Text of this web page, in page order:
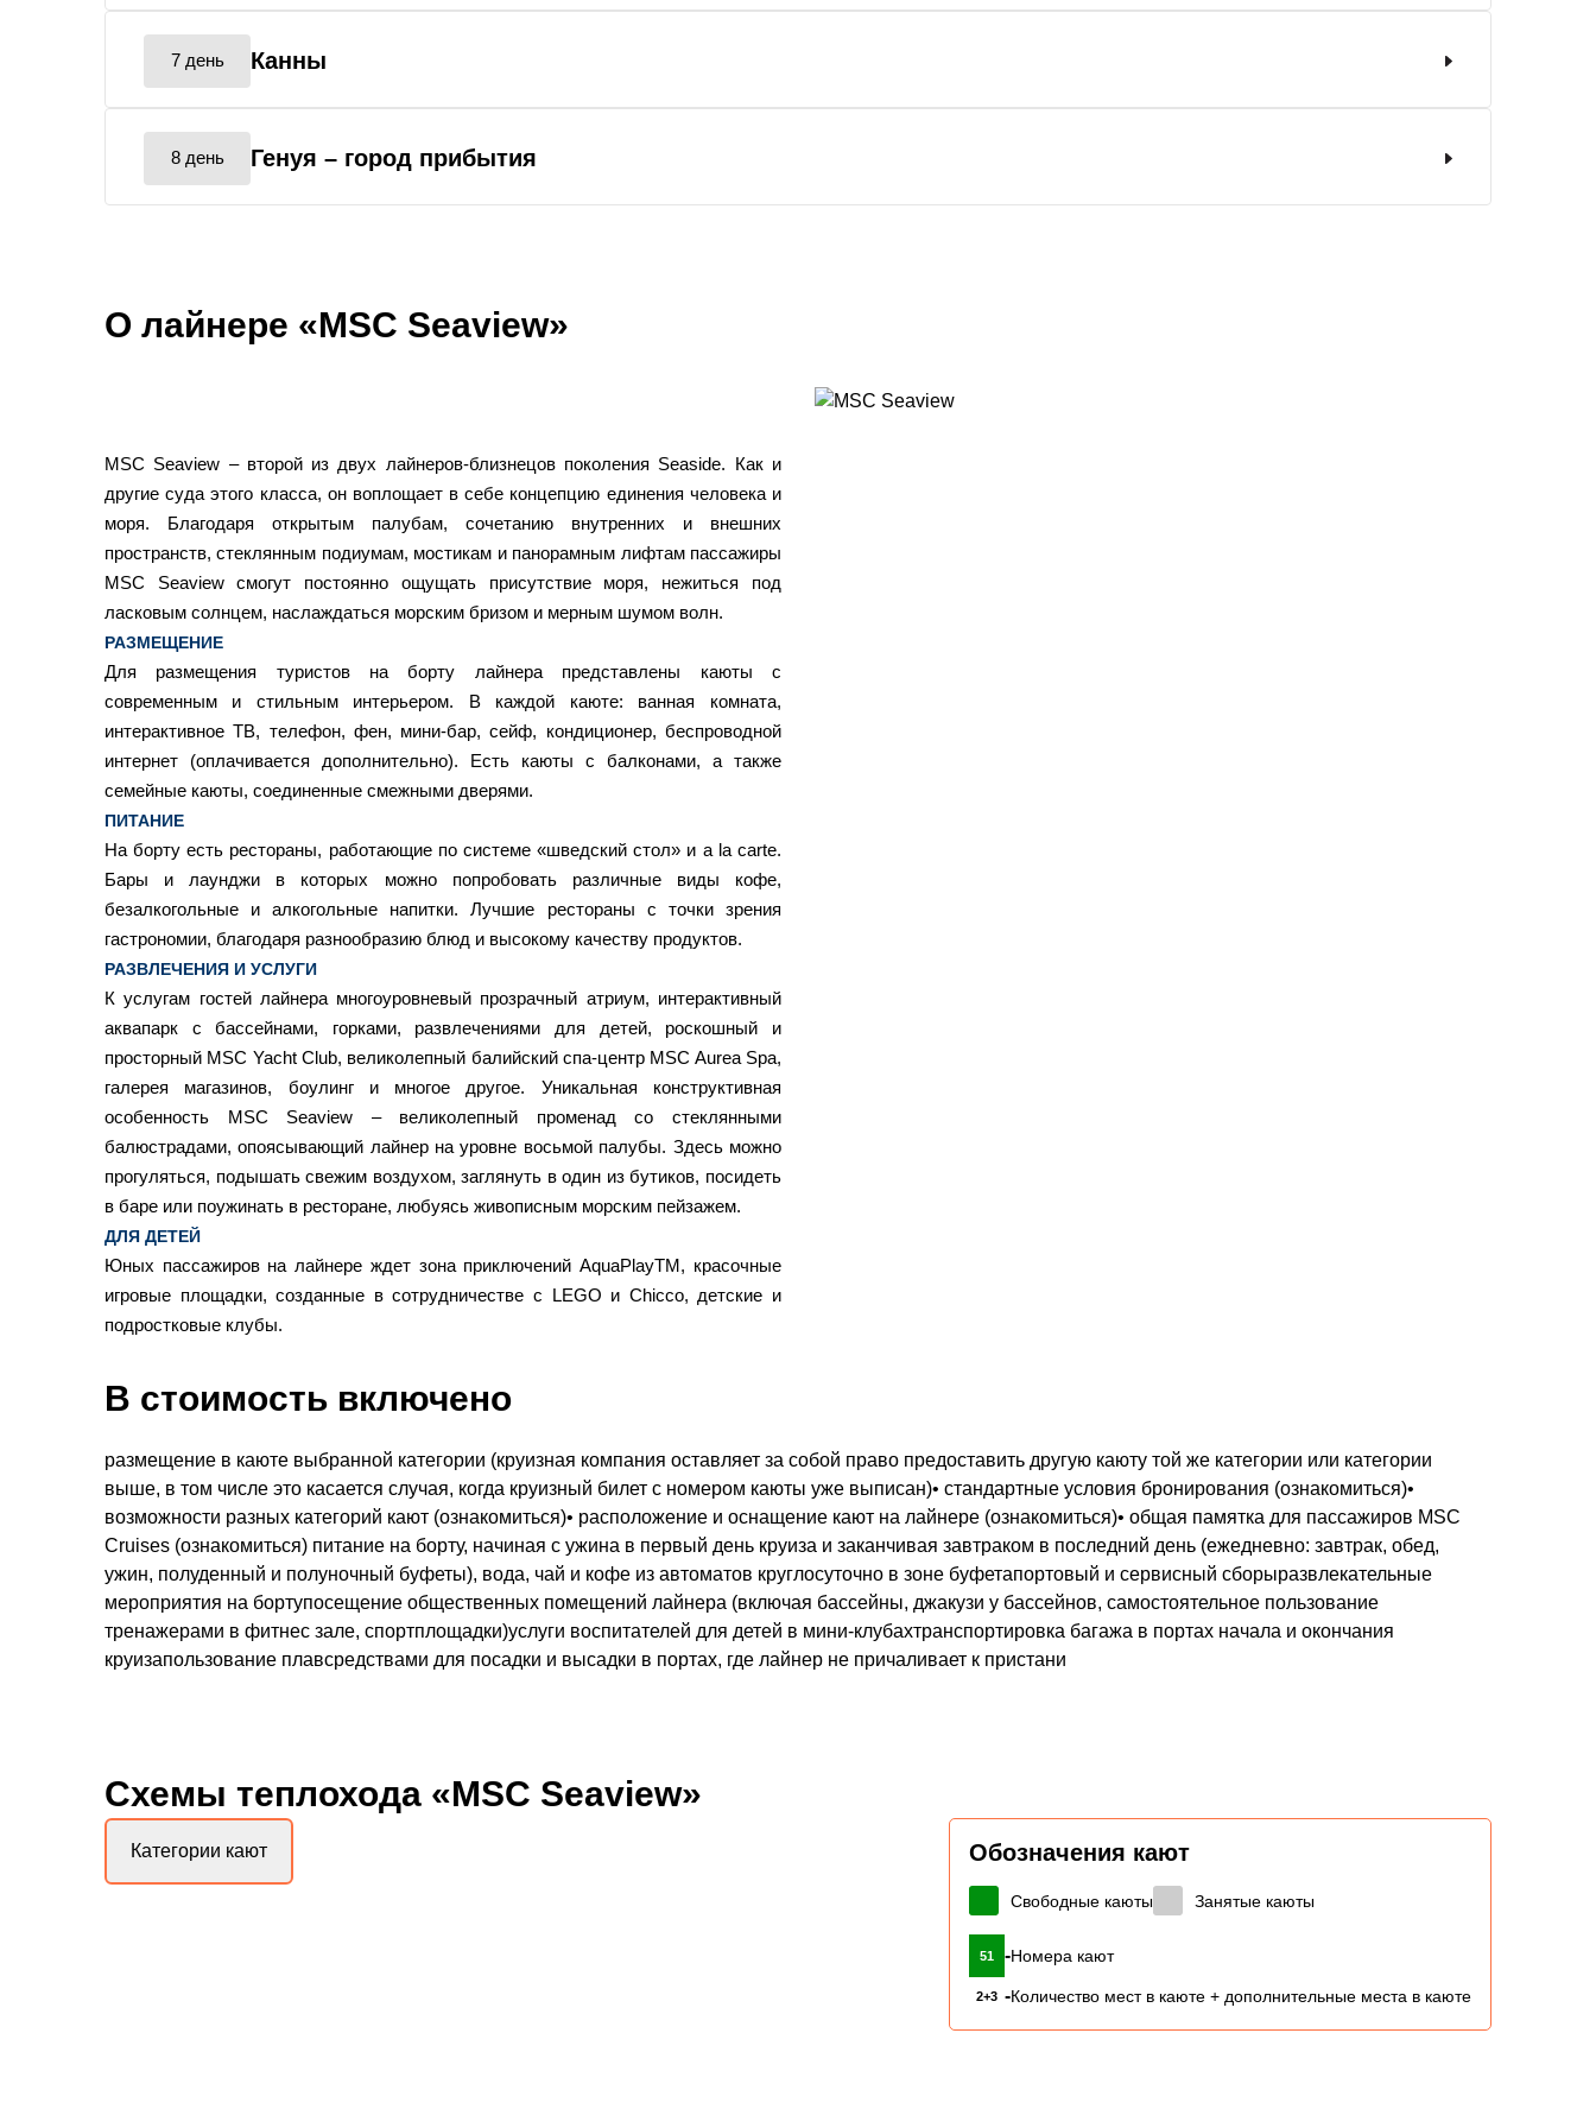
7 день Канны
8 день Генуя – город прибытия
О лайнере «MSC Seaview»
MSC Seaview – второй из двух лайнеров-близнецов поколения Seaside. Как и
другие суда этого класса, он воплощает в себе концепцию единения человека и
моря. Благодаря открытым палубам, сочетанию внутренних и внешних
пространств, стеклянным подиумам, мостикам и панорамным лифтам пассажиры
MSC Seaview смогут постоянно ощущать присутствие моря, нежиться под
ласковым солнцем, наслаждаться морским бризом и мерным шумом волн.
РАЗМЕЩЕНИЕ
Для размещения туристов на борту лайнера представлены каюты с
современным и стильным интерьером. В каждой каюте: ванная комната,
интерактивное ТВ, телефон, фен, мини-бар, сейф, кондиционер, беспроводной
интернет (оплачивается дополнительно). Есть каюты с балконами, а также
семейные каюты, соединенные смежными дверями.
ПИТАНИЕ
На борту есть рестораны, работающие по системе «шведский стол» и a la carte.
Бары и лаунджи в которых можно попробовать различные виды кофе,
безалкогольные и алкогольные напитки. Лучшие рестораны с точки зрения
гастрономии, благодаря разнообразию блюд и высокому качеству продуктов.
РАЗВЛЕЧЕНИЯ И УСЛУГИ
К услугам гостей лайнера многоуровневый прозрачный атриум, интерактивный
аквапарк с бассейнами, горками, развлечениями для детей, роскошный и
просторный MSC Yacht Club, великолепный балийский спа-центр MSC Aurea Spa,
галерея магазинов, боулинг и многое другое. Уникальная конструктивная
особенность MSC Seaview – великолепный променад со стеклянными
балюстрадами, опоясывающий лайнер на уровне восьмой палубы. Здесь можно
прогуляться, подышать свежим воздухом, заглянуть в один из бутиков, посидеть
в баре или поужинать в ресторане, любуясь живописным морским пейзажем.
ДЛЯ ДЕТЕЙ
Юных пассажиров на лайнере ждет зона приключений AquaPlayTM, красочные
игровые площадки, созданные в сотрудничестве с LEGO и Chicco, детские и
подростковые клубы.
В стоимость включено
размещение в каюте выбранной категории (круизная компания оставляет за собой право предоставить другую каюту той же категории или категории
выше, в том числе это касается случая, когда круизный билет с номером каюты уже выписан)• стандартные условия бронирования (ознакомиться)•
возможности разных категорий кают (ознакомиться)• расположение и оснащение кают на лайнере (ознакомиться)• общая памятка для пассажиров MSC
Cruises (ознакомиться) питание на борту, начиная с ужина в первый день круиза и заканчивая завтраком в последний день (ежедневно: завтрак, обед,
ужин, полуденный и полуночный буфеты), вода, чай и кофе из автоматов круглосуточно в зоне буфетапортовый и сервисный сборыразвлекательные
мероприятия на бортупосещение общественных помещений лайнера (включая бассейны, джакузи у бассейнов, самостоятельное пользование
тренажерами в фитнес зале, спортплощадки)услуги воспитателей для детей в мини-клубахтранспортировка багажа в портах начала и окончания
круизапользование плавсредствами для посадки и высадки в портах, где лайнер не причаливает к пристани
Схемы теплохода «MSC Seaview»
Обозначения кают
Свободные каюты Занятые каюты
51 -Номера кают
2+3 -Количество мест в каюте + дополнительные места в каюте
Категории кают